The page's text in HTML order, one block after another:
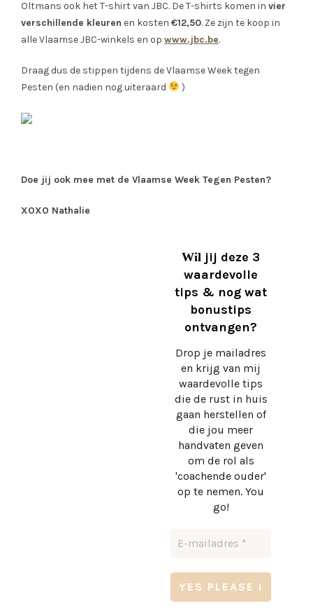
Oltmans ook het T-shirt van JBC. De T-shirts komen in vier
verschillende kleuren en kosten €12,50. Ze zijn te koop in
alle Vlaamse JBC-winkels en op www.jbc.be.
Draag dus de stippen tijdens de Vlaamse Week tegen
Pesten (en nadien nog uiteraard
)
Doe jij ook mee met de Vlaamse Week Tegen Pesten?
XOXO Nathalie
Wil jij deze 3
waardevolle
tips & nog wat
bonustips
ontvangen?
Drop je mailadres
en krijg van mij
waardevolle tips
die de rust in huis
gaan herstellen of
die jou meer
handvaten geven
om de rol als
'coachende ouder'
op te nemen. You
go!